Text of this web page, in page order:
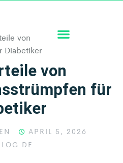
von
Diabetiker
von
für
APRIL 5, 2026
DE